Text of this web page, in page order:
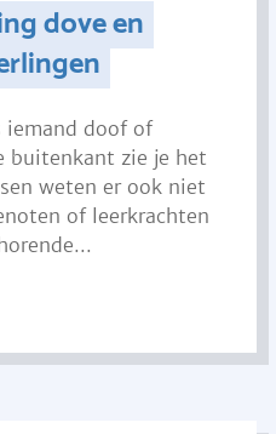
dove en
iemand doof of
buitenkant zie je het
weten er ook niet
of leerkrachten